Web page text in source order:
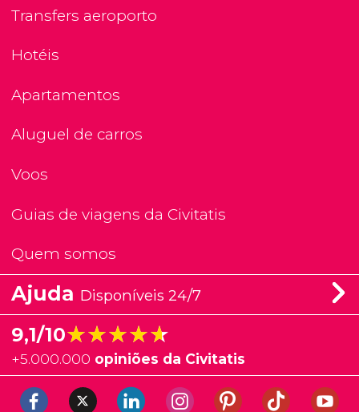
Transfers aeroporto
Hotéis
Apartamentos
Aluguel de carros
Voos
Guias de viagens da Civitatis
Quem somos
Ajuda Disponíveis 24/7
9,1/10★★★★★
★★★★★
+5.000.000 opiniões da Civitatis